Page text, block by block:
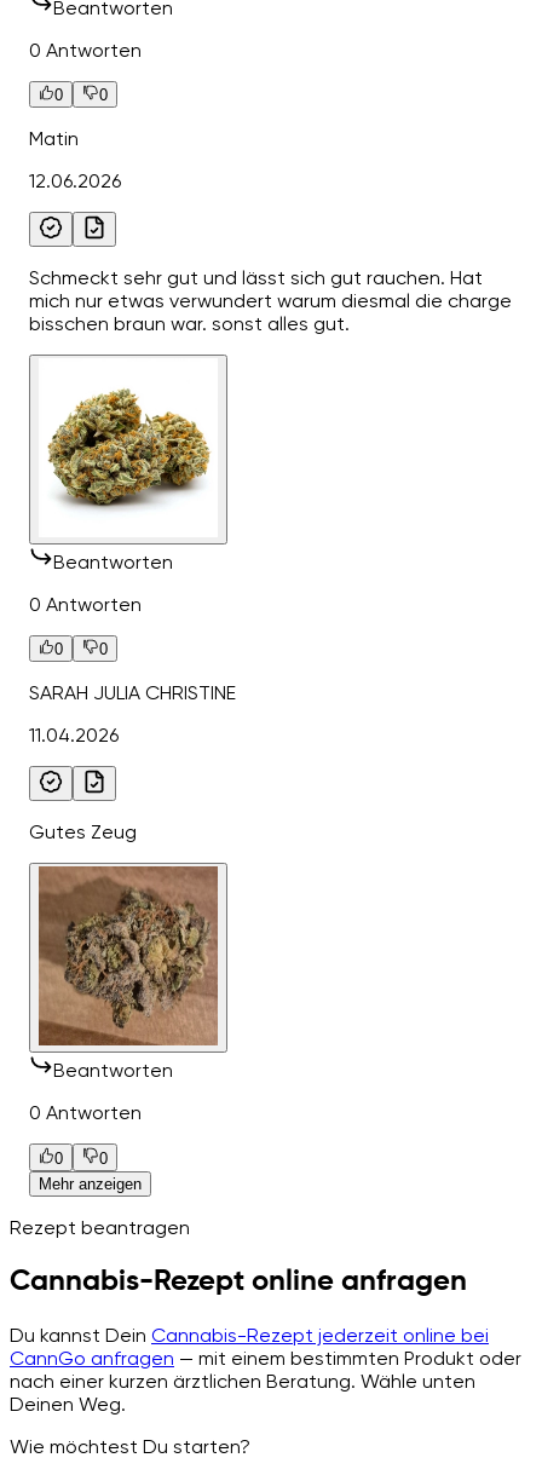
Beantworten
0 Antworten
0 0
Matin
12.06.2026
Schmeckt sehr gut und lässt sich gut rauchen. Hat
mich nur etwas verwundert warum diesmal die charge
bisschen braun war. sonst alles gut.
Beantworten
0 Antworten
0 0
SARAH JULIA CHRISTINE
11.04.2026
Gutes Zeug
Beantworten
0 Antworten
0
0
Mehr anzeigen
Rezept beantragen
Cannabis-Rezept online anfragen
Du kannst Dein Cannabis-Rezept jederzeit online bei
CannGo anfragen — mit einem bestimmten Produkt oder
nach einer kurzen ärztlichen Beratung. Wähle unten
Deinen Weg.
Wie möchtest Du starten?